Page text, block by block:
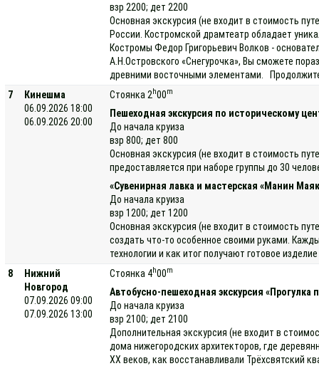
взр 2200; дет 2200
Основная экскурсия (не входит в стоимость
России. Костромской драмтеатр обладает
Костромы Федор Григорьевич Волков -
А.Н.Островского «Снегурочка», Вы сможете
древними восточными элементами.
7
Кинешма
06.09.2026 18:00
06.09.2026 20:00
Стоянка 2 h00m
Пешеходная экскурсия по историческому
До начала круиза
взр 800; дет 800
Основная экскурсия (не входит в стоимость
предоставляется при наборе группы до 30
«Сувенирная лавка и мастерская «Манин
До начала круиза
взр 1200; дет 1200
Основная экскурсия (не входит в стоимость
создать что-то особенное своими руками.
технологии и как итог получают готовое
8
Нижний
Новгород
07.09.2026 09:00
07.09.2026 13:00
Стоянка 4h00m
Автобусно-пешеходная экскурсия
До начала круиза
взр 2100; дет 2100
Дополнительная экскурсия (не входит в
дома нижегородских архитекторов, где
XX веков, как восстанавливали Трёхсвятский